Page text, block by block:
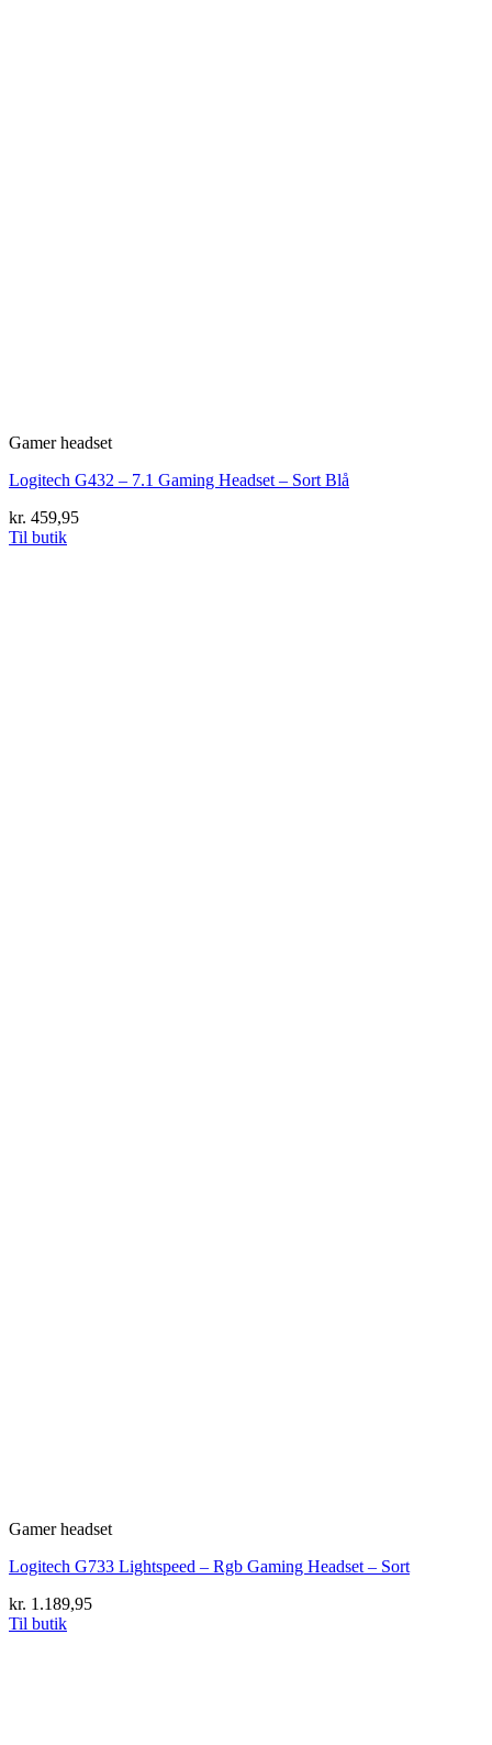
Gamer headset
Logitech G432 – 7.1 Gaming Headset – Sort Blå
kr. 459,95
Til butik
Gamer headset
Logitech G733 Lightspeed – Rgb Gaming Headset – Sort
kr. 1.189,95
Til butik